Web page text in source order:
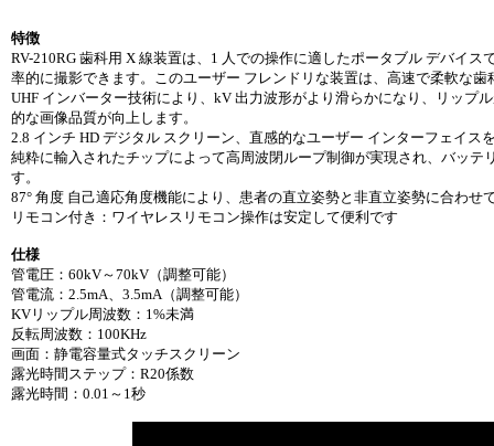
特徴
RV-210RG 歯科用 X 線装置は、1 人での操作に適したポータブル デバイ
率的に撮影できます。このユーザー フレンドリな装置は、高速で柔軟な
UHF インバーター技術により、kV 出力波形がより滑らかになり、リップ
的な画像品質が向上します。
2.8 インチ HD デジタル スクリーン、直感的なユーザー インターフェイ
純粋に輸入されたチップによって高周波閉ループ制御が実現され、バッ
す。
87° 角度 自己適応角度機能により、患者の直立姿勢と非直立姿勢に合わ
リモコン付き：ワイヤレスリモコン操作は安定して便利です
仕様
管電圧：60kV～70kV（調整可能）
管電流：2.5mA、3.5mA（調整可能）
KVリップル周波数：1%未満
反転周波数：100KHz
画面：静電容量式タッチスクリーン
露光時間ステップ：R20係数
露光時間：0.01～1秒